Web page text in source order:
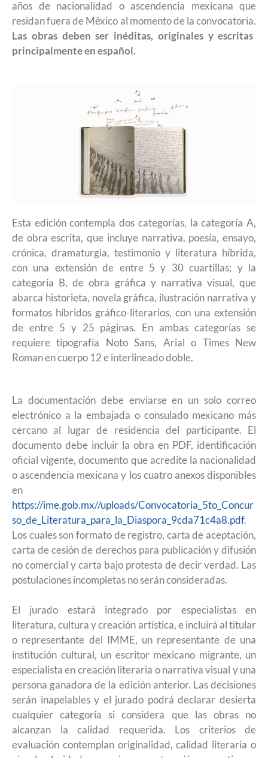
años de nacionalidad o ascendencia mexicana que
residan fuera de México al momento de la convocatoria.
Las obras deben ser inéditas, originales y escritas
principalmente en español.
Esta edición contempla dos categorías, la categoría A,
de obra escrita, que incluye narrativa, poesía, ensayo,
crónica, dramaturgia, testimonio y literatura híbrida,
con una extensión de entre 5 y 30 cuartillas; y la
categoría B, de obra gráfica y narrativa visual, que
abarca historieta, novela gráfica, ilustración narrativa y
formatos híbridos gráfico-literarios, con una extensión
de entre 5 y 25 páginas. En ambas categorías se
requiere tipografía Noto Sans, Arial o Times New
Roman en cuerpo 12 e interlineado doble.
La documentación debe enviarse en un solo correo
electrónico a la embajada o consulado mexicano más
cercano al lugar de residencia del participante. El
documento debe incluir la obra en PDF, identificación
oficial vigente, documento que acredite la nacionalidad
o ascendencia mexicana y los cuatro anexos disponibles
en
https://ime.gob.mx//uploads/Convocatoria_5to_Concur
so_de_Literatura_para_la_Diaspora_9cda71c4a8.pdf.
Los cuales son formato de registro, carta de aceptación,
carta de cesión de derechos para publicación y difusión
no comercial y carta bajo protesta de decir verdad. Las
postulaciones incompletas no serán consideradas.
El jurado estará integrado por especialistas en
literatura, cultura y creación artística, e incluirá al titular
o representante del IMME, un representante de una
institución cultural, un escritor mexicano migrante, un
especialista en creación literaria o narrativa visual y una
persona ganadora de la edición anterior. Las decisiones
serán inapelables y el jurado podrá declarar desierta
cualquier categoría si considera que las obras no
alcanzan la calidad requerida. Los criterios de
evaluación contemplan originalidad, calidad literaria o